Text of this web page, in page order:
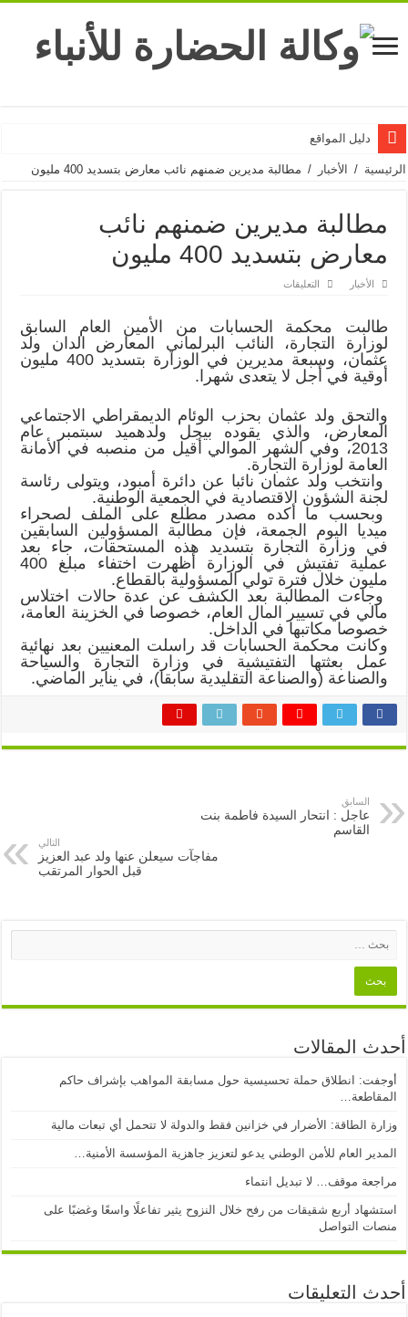
دليل المواقع
الرئيسية / الأخبار / مطالبة مديرين ضمنهم نائب معارض بتسديد 400 مليون
مطالبة مديرين ضمنهم نائب
معارض بتسديد 400 مليون
الأخبار التعليقات
ضمنهم
نائب
معارض
400
مليون
طالبت محكمة الحسابات من الأمين العام السابق
لوزارة التجارة، النائب البرلماني المعارض الدان ولد
عثمان، وسبعة مديرين في الوزارة بتسديد 400 مليون
أوقية في أجل لا يتعدى شهرا.
والتحق ولد عثمان بحزب الوئام الديمقراطي الاجتماعي
المعارض، والذي يقوده بيجل ولدهميد سبتمبر عام
2013، وفي الشهر الموالي أقيل من منصبه في الأمانة
العامة لوزارة التجارة.
وانتخب ولد عثمان نائبا عن دائرة أمبود، ويتولى رئاسة
لجنة الشؤون الاقتصادية في الجمعية الوطنية.
وبحسب ما أكده مصدر مطلع على الملف لصحراء
ميديا اليوم الجمعة، فإن مطالبة المسؤولين السابقين
في وزارة التجارة بتسديد هذه المستحقات، جاء بعد
عملية تفتيش في الوزارة أظهرت اختفاء مبلغ 400
مليون خلال فترة تولي المسؤولية بالقطاع.
وجاءت المطالبة بعد الكشف عن عدة حالات اختلاس
مالي في تسيير المال العام، خصوصا في الخزينة العامة،
خصوصا مكاتبها في الداخل.
وكانت محكمة الحسابات قد راسلت المعنيين بعد نهائية
عمل بعثتها التفتيشية في وزارة التجارة والسياحة
والصناعة (والصناعة التقليدية سابقا)، في يناير الماضي.
السابق
عاجل : انتحار السيدة فاطمة بنت
القاسم
التالي
مفاجآت سيعلن عنها ولد عبد العزيز
قبل الحوار المرتقب
أحدث المقالات
أوجفت: انطلاق حملة تحسيسية حول مسابقة المواهب بإشراف حاكم
المقاطعة…
وزارة الطاقة: الأضرار في خزانين فقط والدولة لا تتحمل أي تبعات مالية
المدير العام للأمن الوطني يدعو لتعزيز جاهزية المؤسسة الأمنية…
مراجعة موقف… لا تبديل انتماء
استشهاد أربع شقيقات من رفح خلال النزوح يثير تفاعلًا واسعًا وغضبًا على
منصات التواصل
أحدث التعليقات